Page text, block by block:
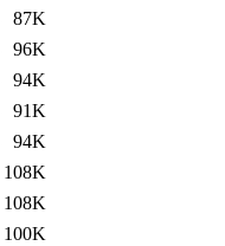
87K
96K
94K
91K
94K
108K
108K
100K